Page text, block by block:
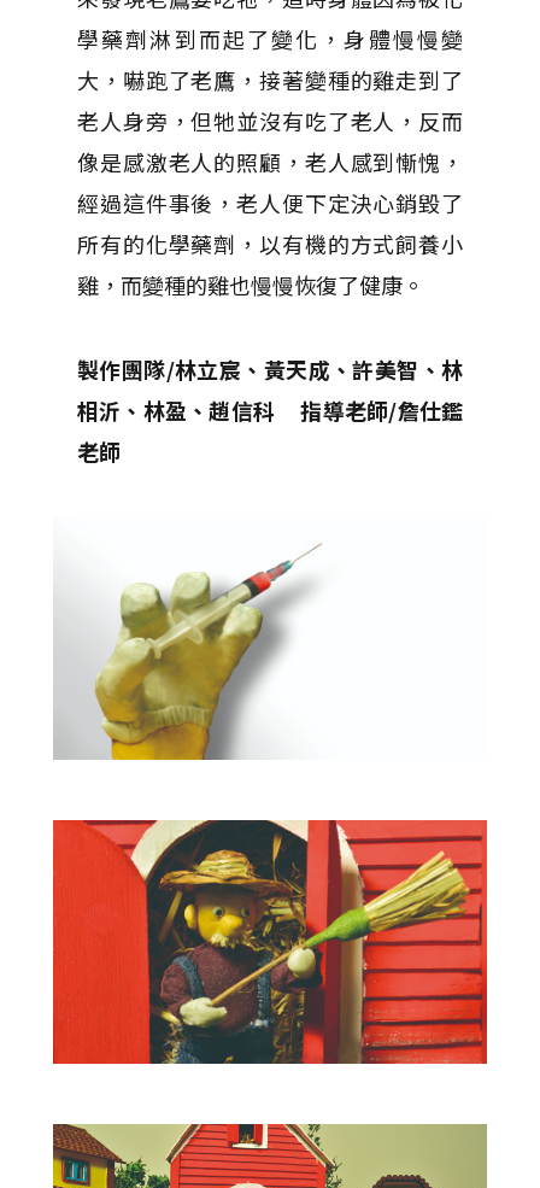
學藥劑淋到而起了變化，身體慢慢變
大，嚇跑了老鷹，接著變種的雞走到了
老人身旁，但牠並沒有吃了老人，反而
像是感激老人的照顧，老人感到慚愧，
經過這件事後，老人便下定決心銷毀了
所有的化學藥劑，以有機的方式飼養小
雞，而變種的雞也慢慢恢復了健康。
製作團隊/林立宸、黃天成、許美智、林
相沂、林盈、趙信科 指導老師/詹仕鑑
老師